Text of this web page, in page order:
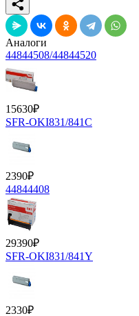
Аналоги
44844508/44844520
15630₽
SFR-OKI831/841C
2390₽
44844408
29390₽
SFR-OKI831/841Y
2330₽